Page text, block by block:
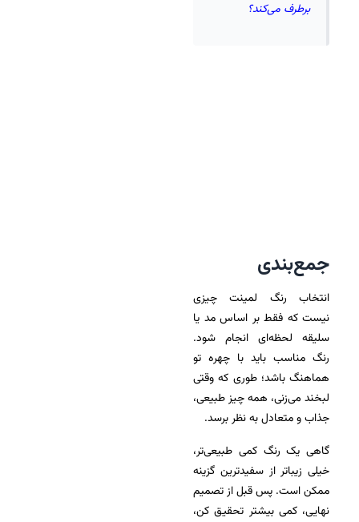
برطرف می‌کند؟
جمع‌بندی
انتخاب رنگ لمینت چیزی
نیست که فقط بر اساس مد یا
سلیقه لحظه‌ای انجام شود.
رنگ مناسب باید با چهره تو
هماهنگ باشد؛ طوری که وقتی
لبخند می‌زنی، همه چیز طبیعی،
جذاب و متعادل به نظر برسد.
گاهی یک رنگ کمی طبیعی‌تر،
خیلی زیباتر از سفیدترین گزینه
ممکن است. پس قبل از تصمیم
نهایی، کمی بیشتر تحقیق کن،